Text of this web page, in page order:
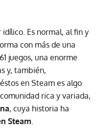
Es normal, al fin y
con más de una
juegos, una enorme
y, también,
en Steam es algo
rica y variada,
, cuya historia ha
Steam